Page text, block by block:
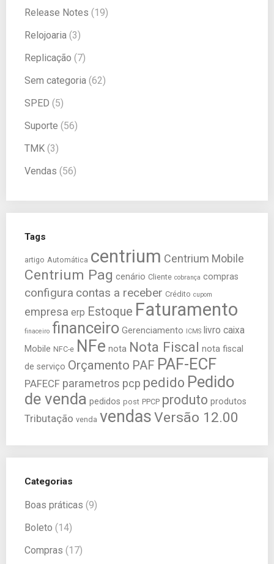
Release Notes (19)
Relojoaria (3)
Replicação (7)
Sem categoria (62)
SPED (5)
Suporte (56)
TMK (3)
Vendas (56)
Tags
artigo Automática centrium Centrium Mobile
Centrium Pag cenário Cliente cobrança compras
configura contas a receber Crédito cupom
empresa erp Estoque Faturamento
finaceiro financeiro Gerenciamento ICMS livro caixa
Mobile NFC-e NFe nota Nota Fiscal nota fiscal
de serviço Orçamento PAF PAF-ECF
PAFECF parametros pcp pedido Pedido
de venda pedidos post PPCP produto produtos
Tributação venda vendasVersão 12.00
Categorias
Boas práticas (9)
Boleto (14)
Compras (17)